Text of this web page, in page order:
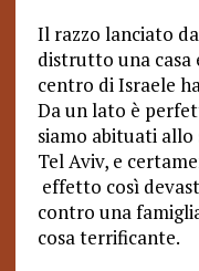
Il razzo lanciato
distrutto una casa
centro di Israele
Da un lato è
siamo abituati allo
Tel Aviv, e
effetto così
contro una
cosa terrificante.